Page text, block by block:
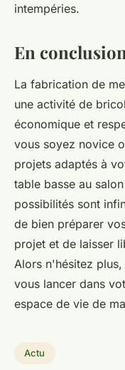
intempéries.
En conclusion
La fabrication de
une activité de
économique et
vous soyez novice
projets adaptés à
table basse au
possibilités sont
de bien préparer
projet et de laisser
Alors n'hésitez
vous lancer dans
espace de vie de
Actu